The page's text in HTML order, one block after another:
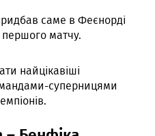
саме в Феєнорді
матчу.
найцікавіші
суперницями